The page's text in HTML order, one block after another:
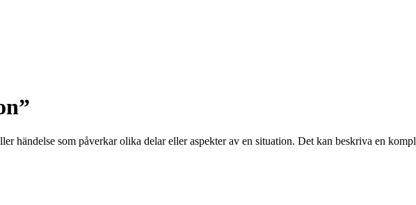
händelse som påverkar olika delar eller aspekter av en situation. Det kan beskriva en